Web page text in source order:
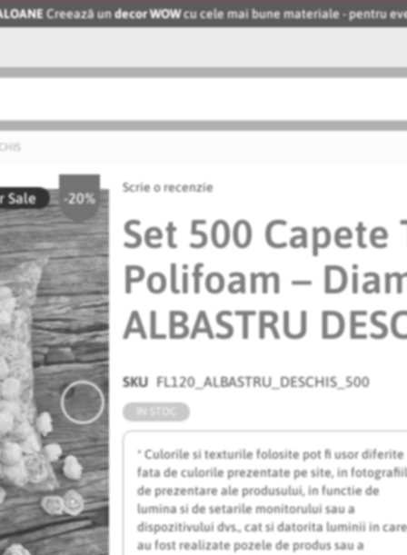
Creează undecor WOWcu cele mai bune materiale - pentru
-20%
Sale
Scrie o recenzie
Set 500
Polifoam –
ALBASTRU
SKU FL120_ALBASTRU_DESCHIS_500
* Culorile si texturile folosite pot fi usor diferite
fata de culorile prezentate pe site, in
de prezentare ale produsului, in functie de
lumina si de setarile monitorului sau a
dispozitivului dvs., cat si datorita luminii in care
au fost realizate pozele de produs sau a